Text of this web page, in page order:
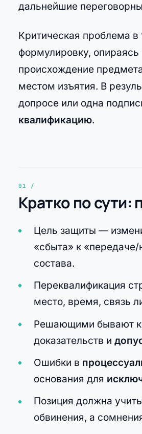
дальнейшие
Критическая проблема
формулировку,
происхождение
местом изъятия. В
допросе или одна
квалификацию.
Кратко по сути:
Цель защиты —
«сбыта» к
состава.
Переквалификация
место, время, связь
Решающими бывают
доказательств и
Ошибки в
основания для
Позиция должна
обвинения, а